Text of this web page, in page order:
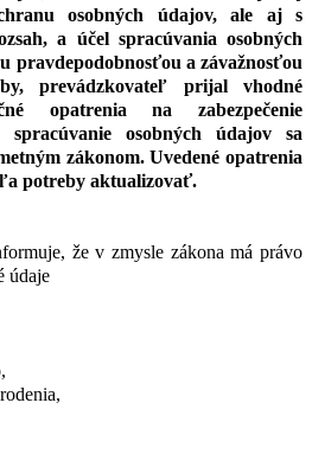
osobných údajov, ale aj s
a účel spracúvania osobných
pravdepodobnosťou a závažnosťou
prevádzkovateľ prijal vhodné
opatrenia na zabezpečenie
osobných údajov sa
zákonom. Uvedené opatrenia
potreby aktualizovať.
že v zmysle zákona má právo
údaje